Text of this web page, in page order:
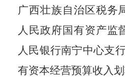
广西壮族自治区税务
人民政府国有资产监
人民银行南宁中心支
有资本经营预算收入